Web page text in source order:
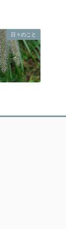
日々のこと